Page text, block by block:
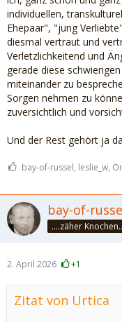
individuellen,
Ehepaar", "jung
diesmal vertraut und
Verletzlichkeitend und
gerade diese
miteinander zu
Sorgen nehmen zu
zuversichtlich und
Und der Rest gehört ja
bay-of-russel, leslie_w,
bay-of-
....zäher
2. April 2026 +1
Zitat von Urtica